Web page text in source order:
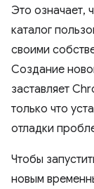
Это означает,
каталог
своими
Создание
заставляет
только что
отладки
Чтобы
новым